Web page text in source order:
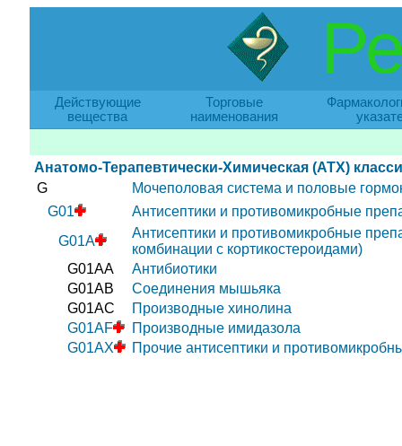
Действующие
вещества
Торговые
наименования
Анатомо-Терапевтически-Химическая (АТХ)
G
Mочеполовая система и половые
G01
Антисептики и противомикробные
G01A
Антисептики и противомикробные
комбинации с кортикостероидами)
G01AA
Антибиотики
G01AB
Соединения мышьяка
G01AC
Производные хинолина
G01AF
Производные имидазола
G01AX
Прочие антисептики и